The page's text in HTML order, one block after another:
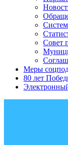
Совет
Меры
80 лет